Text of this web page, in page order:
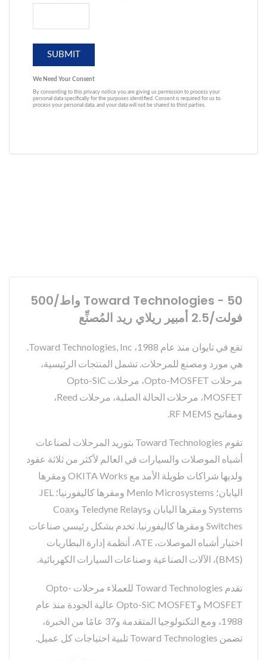
Toward Technologies - 50 واط/500
فولت/2.5 أمبير ريلاي ريد المُصنِّع
تقع في تايوان منذ عام 1988، Toward Technologies, Inc.
هي مورد ومصنع للمرحلات. تشمل المنتجات الرئيسية،
مرحلات Opto-MOSFET، مرحلات Opto-SiC
MOSFET، مرحلات الحالة الصلبة، مرحلات Reed،
ومفاتيح RF MEMS.
تقوم Toward Technologies بتوريد المرحلات لصناعات
أشباه الموصلات والسيارات في العالم لأكثر من ثلاثة عقود
ولديها شراكات طويلة الأمد مع OKITA Works ومقرها
اليابان؛ Menlo Microsystems ومقرها كاليفورنيا؛ JEL
Systems ومقرها اليابان وTeledyne Relays وCoax
Switches ومقرها كاليفورنيا. تخدم بشكل رئيسي صناعات
اختبار أشباه الموصلات، ATE، أنظمة إدارة البطاريات
(BMS)، الآلات الصناعية وصناعات السيارات الكهربائية.
تقدم Toward Technologies للعملاء مرحلات Opto-
MOSFET وOpto-SiC MOSFET عالية الجودة منذ عام
1988، ومع التكنولوجيا المتقدمة و37 عامًا من الخبرة،
تضمن Toward Technologies تلبية احتياجات كل عميل.